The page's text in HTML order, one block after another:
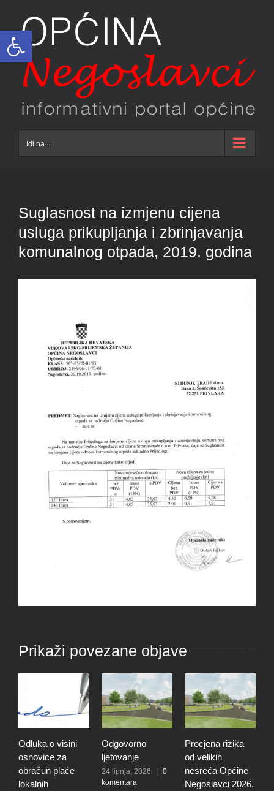
Open toolbar
content
Idi na...
Suglasnost na izmjenu cijena
usluga prikupljanja i zbrinjavanja
komunalnog otpada, 2019. godina
Prikaži povezane objave
Odluka o visini
osnovice za
obračun plaće
lokalnih
Odgovorno
ljetovanje
24 lipnja, 2026 |
0
komentara
Procjena rizika
od velikih
nesreća Općine
Negoslavci 2026.